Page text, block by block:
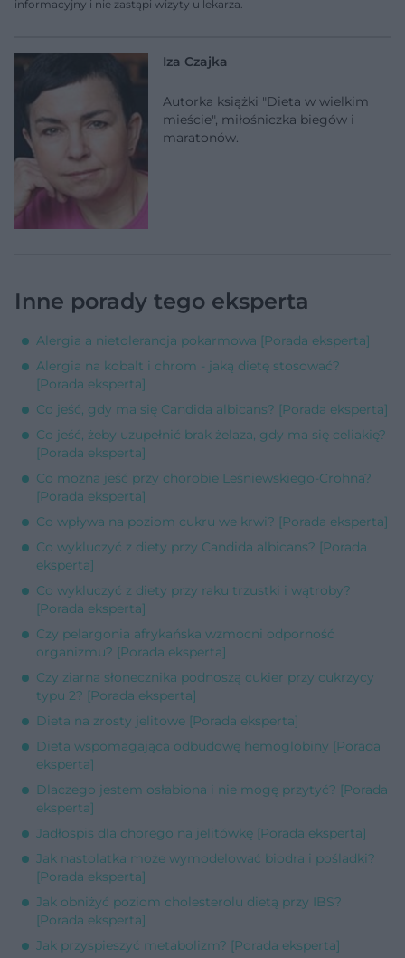
informacyjny i nie zastąpi wizyty u lekarza.
Iza Czajka
Autorka książki "Dieta w wielkim
mieście", miłośniczka biegów i
maratonów.
Inne porady tego eksperta
Alergia a nietolerancja pokarmowa [Porada eksperta]
Alergia na kobalt i chrom - jaką dietę stosować?
[Porada eksperta]
Co jeść, gdy ma się Candida albicans? [Porada eksperta]
Co jeść, żeby uzupełnić brak żelaza, gdy ma się celiakię?
[Porada eksperta]
Co można jeść przy chorobie Leśniewskiego-Crohna?
[Porada eksperta]
Co wpływa na poziom cukru we krwi? [Porada eksperta]
Co wykluczyć z diety przy Candida albicans? [Porada
eksperta]
Co wykluczyć z diety przy raku trzustki i wątroby?
[Porada eksperta]
Czy pelargonia afrykańska wzmocni odporność
organizmu? [Porada eksperta]
Czy ziarna słonecznika podnoszą cukier przy cukrzycy
typu 2? [Porada eksperta]
Dieta na zrosty jelitowe [Porada eksperta]
Dieta wspomagająca odbudowę hemoglobiny [Porada
eksperta]
Dlaczego jestem osłabiona i nie mogę przytyć? [Porada
eksperta]
Jadłospis dla chorego na jelitówkę [Porada eksperta]
Jak nastolatka może wymodelować biodra i pośladki?
[Porada eksperta]
Jak obniżyć poziom cholesterolu dietą przy IBS?
[Porada eksperta]
Jak przyspieszyć metabolizm? [Porada eksperta]